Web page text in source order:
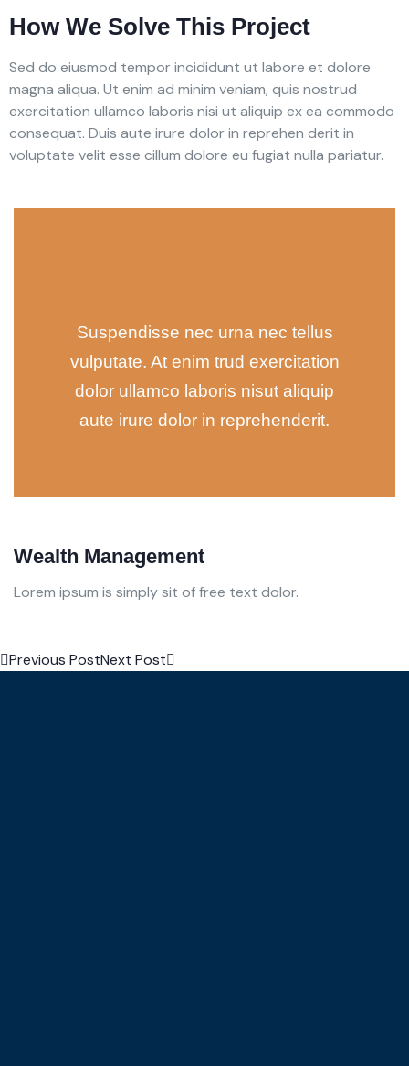
How We Solve This Project
Sed do eiusmod tempor incididunt ut labore et dolore
magna aliqua. Ut enim ad minim veniam, quis nostrud
exercitation ullamco laboris nisi ut aliquip ex ea commodo
consequat. Duis aute irure dolor in reprehen derit in
voluptate velit esse cillum dolore eu fugiat nulla pariatur.
Suspendisse nec urna nec tellus
vulputate. At enim trud exercitation
dolor ullamco laboris nisut aliquip
aute irure dolor in reprehenderit.
Wealth Management
Lorem ipsum is simply sit of free text dolor.
Previous PostNext Post